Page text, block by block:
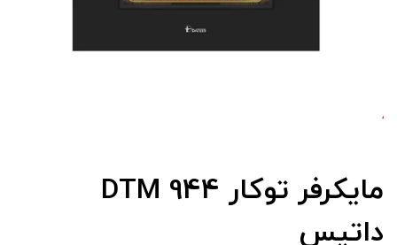
مایکرفر توکار DTM 944
داتیس